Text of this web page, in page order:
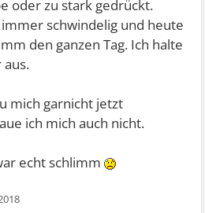
oder zu stark gedrückt.
schwindelig und heute
den ganzen Tag. Ich halte
aus.
mich garnicht jetzt
ich mich auch nicht.
echt schlimm